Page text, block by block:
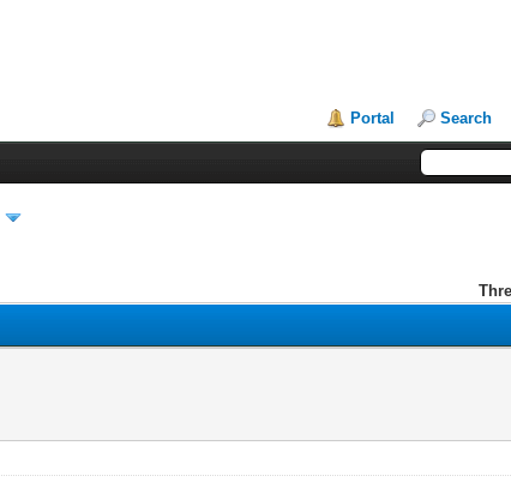
Portal Search